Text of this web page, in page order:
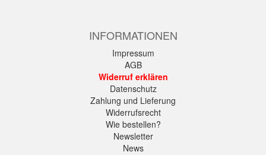
INFORMATIONEN
Impressum
AGB
Widerruf erklären
Datenschutz
Zahlung und Lieferung
Widerrufsrecht
Wie bestellen?
Newsletter
News